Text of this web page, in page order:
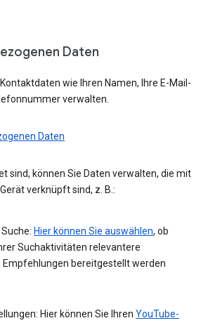
Daten
wie Ihren Namen, Ihre E-Mail-
verwalten.
Daten
sind, können Sie Daten verwalten, die mit
verknüpft sind, z. B.:
Hier können Sie auswählen, ob
Suchaktivitäten relevantere
Empfehlungen bereitgestellt werden
Hier können Sie Ihren YouTube-